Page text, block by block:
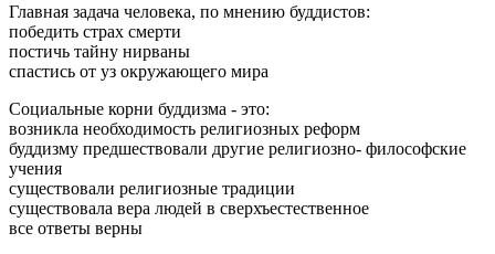
Главная задача человека, по мнению буддистов:
победить страх смерти
постичь тайну нирваны
спастись от уз окружающего мира
Социальные корни буддизма - это:
возникла необходимость религиозных реформ
буддизму предшествовали другие религиозно- философские
учения
существовали религиозные традиции
существовала вера людей в сверхъестественное
все ответы верны